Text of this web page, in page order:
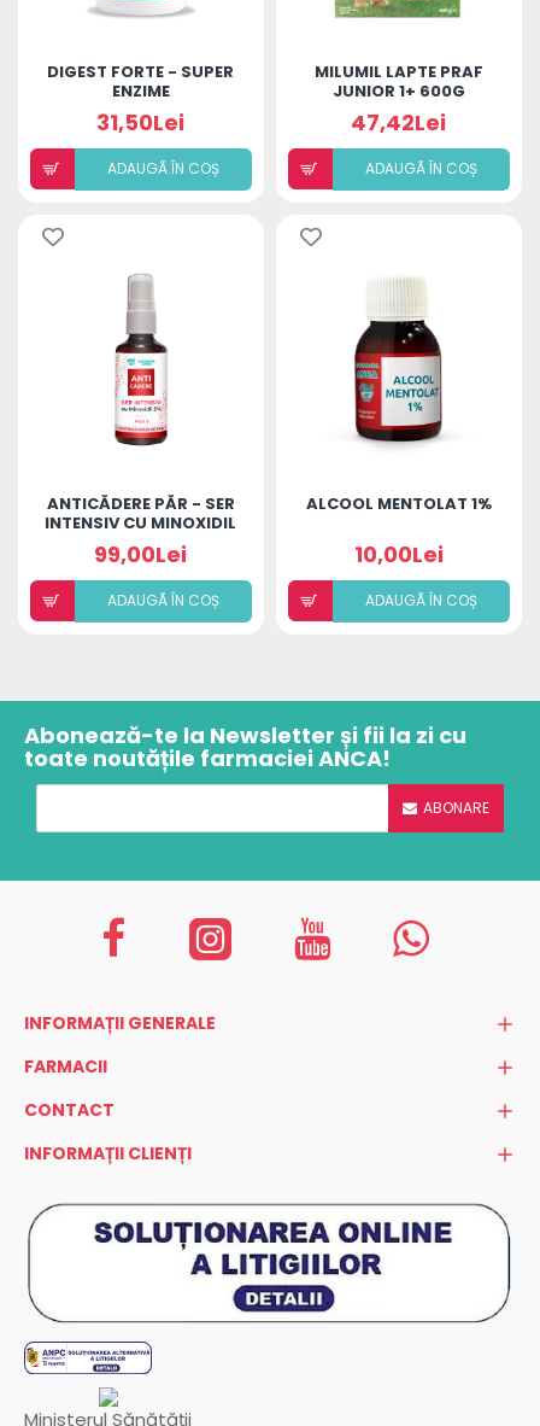
DIGEST FORTE - SUPER
ENZIME
31,50Lei
ADAUGÃ ÎN COȘ
MILUMIL LAPTE PRAF
JUNIOR 1+ 600G
47,42Lei
ADAUGÃ ÎN COȘ
ANTICĂDERE PĂR - SER
INTENSIV CU MINOXIDIL
5%
99,00Lei
ADAUGÃ ÎN COȘ
ALCOOL MENTOLAT 1%
10,00Lei
ADAUGÃ ÎN COȘ
Abonează-te la Newsletter și fii la zi cu
toate noutățile farmaciei ANCA!
ABONARE
INFORMAȚII GENERALE
FARMACII
CONTACT
INFORMAȚII CLIENȚI
Ministerul Sănătății